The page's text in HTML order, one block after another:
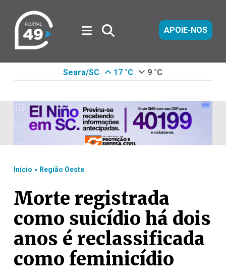
APOIE-NOS
Seara/SC 17 °C 9 °C
Início . Região Oeste
Morte registrada
como suicídio há dois
anos é reclassificada
como feminicídio